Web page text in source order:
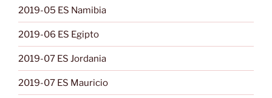
2019-05 ES Namibia
2019-06 ES Egipto
2019-07 ES Jordania
2019-07 ES Mauricio